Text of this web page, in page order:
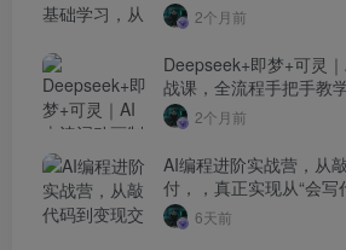
2个月前
Deepseek+即梦+可灵
战课，全流程手把手教
2个月前
AI编程进阶实战营，从
付，，真正实现从“会写
盈利”的跨越
6天前